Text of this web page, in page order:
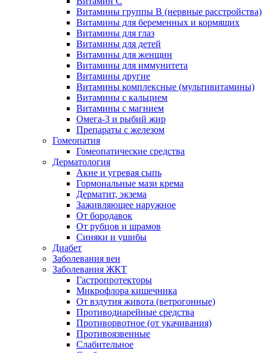
Витамины группы В (нервные расстройства)
Витамины для беременных и кормящих
Витамины для глаз
Витамины для детей
Витамины для женщин
Витамины для иммунитета
Витамины другие
Витамины комплексные (мультивитамины)
Витамины с кальцием
Витамины с магнием
Омега-3 и рыбий жир
Препараты с железом
Гомеопатия
Гомеопатические средства
Дерматология
Акне и угревая сыпь
Гормональные мази крема
Дерматит, экзема
Заживляющее наружное
От бородавок
От рубцов и шрамов
Синяки и ушибы
Диабет
Заболевания вен
Заболевания ЖКТ
Гастропротекторы
Микрофлора кишечника
От вздутия живота (ветрогонные)
Противодиарейные средства
Противорвотное (от укачивания)
Противоязвенные
Слабительное